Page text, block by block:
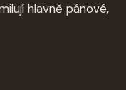
hlavně pánové,